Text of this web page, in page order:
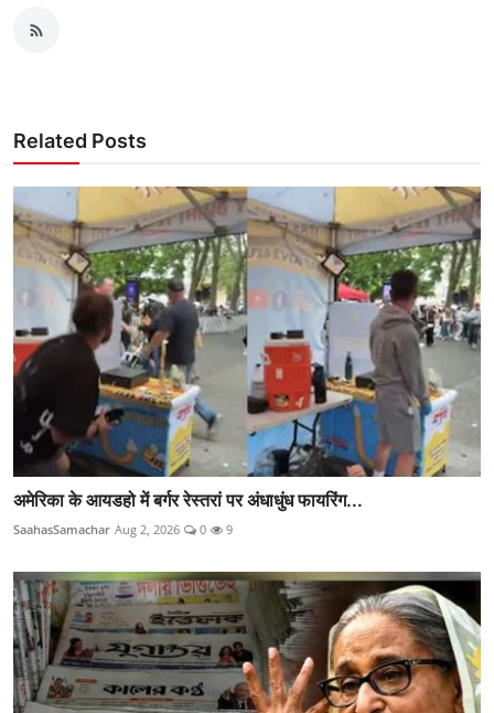
Related Posts
अमेरिका के आयडहो में बर्गर रेस्तरां पर अंधाधुंध फायरिंग...
SaahasSamachar Aug 2, 2026 0 9